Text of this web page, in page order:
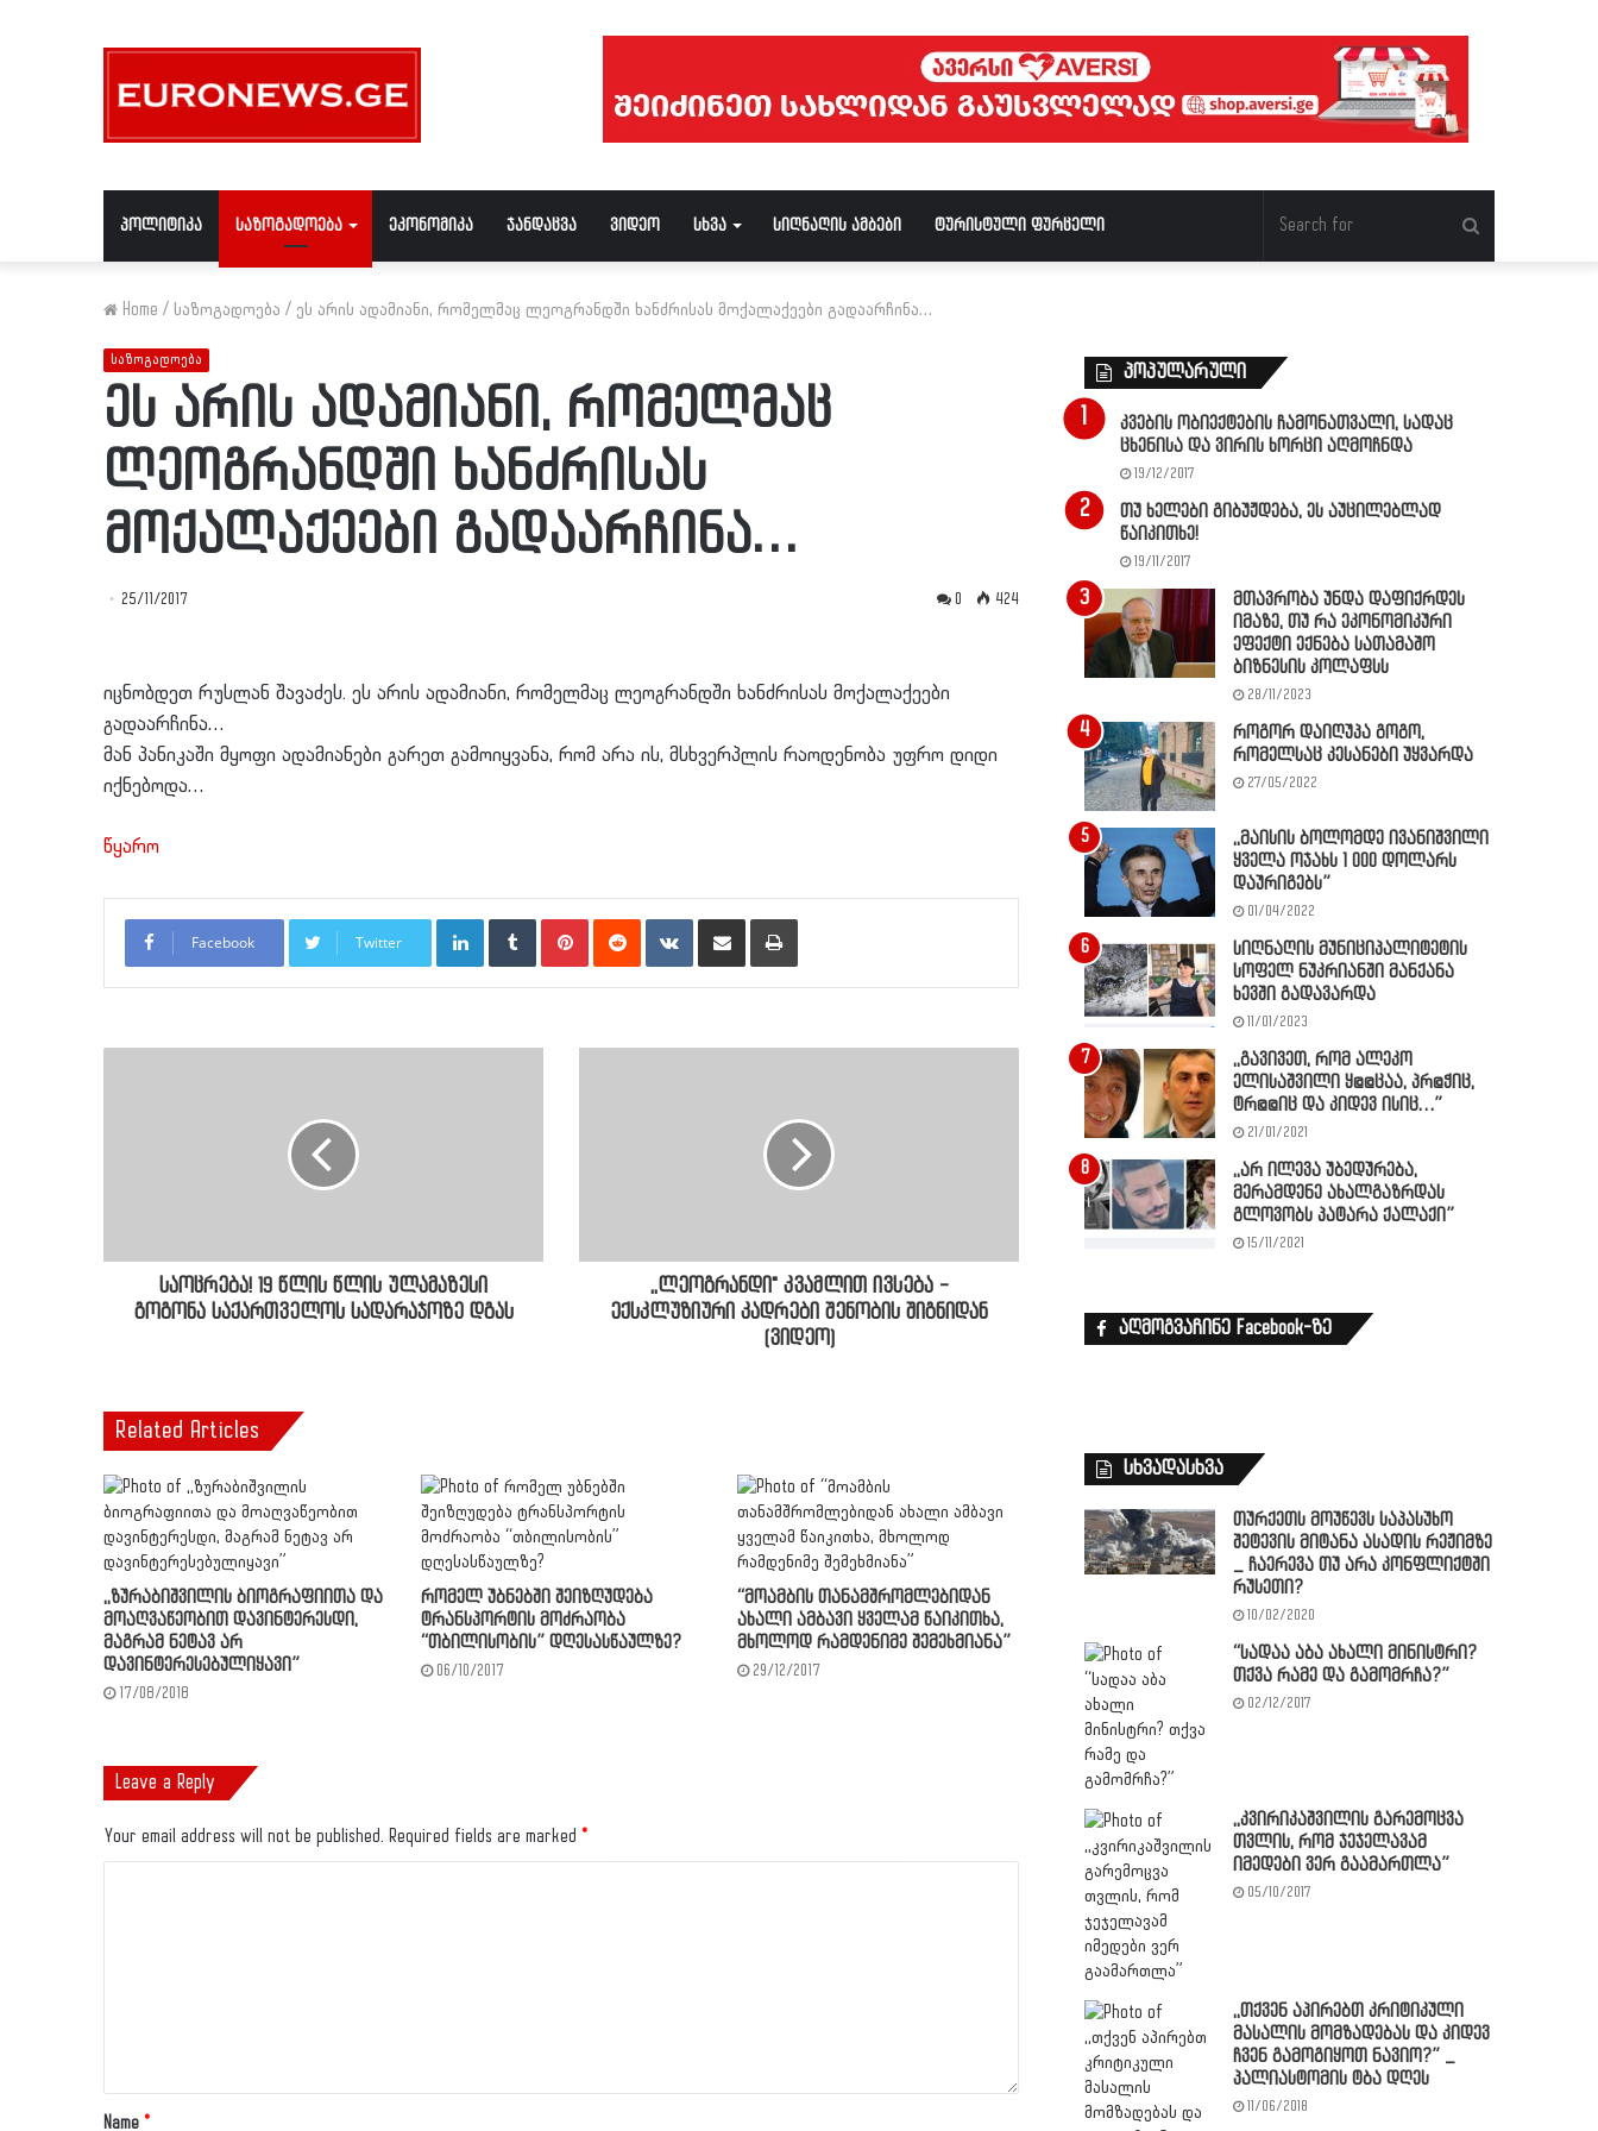
პოლიტიკა საზოგადოება ეკონომიკა ჯანდაცვა ვიდეო სხვა სიღნაღის ამბები ტურისტული ფურცელი
Home / საზოგადოება / ეს არის ადამიანი, რომელმაც ლეოგრანდში ხანძრისას მოქალაქეები გადაარჩინა…
საზოგადოება
ეს არის ადამიანი, რომელმაც
ლეოგრანდში ხანძრისას
მოქალაქეები გადაარჩინა…
25/11/2017 0 424
იცნობდეთ რუსლან შავაძეს. ეს არის ადამიანი, რომელმაც ლეოგრანდში ხანძრისას მოქალაქეები
გადაარჩინა…
მან პანიკაში მყოფი ადამიანები გარეთ გამოიყვანა, რომ არა ის, მსხვერპლის რაოდენობა უფრო დიდი
იქნებოდა…
წყარო
Facebook Twitter
LinkedInTumblr PinterestReddit VKontakteShare via Email Print
საოცრება! 19 წლის წლის ულამაზესი
გოგონა საქართველოს სადარაჯოზე დგას
,,ლეოგრანდი" კვამლით ივსება -
ექსკლუზიური კადრები შენობის შიგნიდან
(ვიდეო)
Related Articles
,,ზურაბიშვილის ბიოგრაფიითა და
მოაღვაწეობით დავინტერესდი,
მაგრამ ნეტავ არ
დავინტერესებულიყავი”
17/08/2018
რომელ უბნებში შეიზღუდება
ტრანსპორტის მოძრაობა
“თბილისობის” დღესასწაულზე?
06/10/2017
“მოამბის თანამშრომლებიდან
ახალი ამბავი ყველამ წაიკითხა,
მხოლოდ რამდენიმე შემეხმიანა”
29/12/2017
Leave a Reply
Your email address will not be published. Required fields are marked *
Name *
პოპულარული
კვების ობიექტების ჩამონათვალი, სადაც
ცხენისა და ვირის ხორცი აღმოჩნდა
19/12/2017
თუ ხელები გიბუჟდება, ეს აუცილებლად
წაიკითხე!
19/11/2017
მთავრობა უნდა დაფიქრდეს
იმაზე, თუ რა ეკონომიკური
ეფექტი ექნება სათამაშო
ბიზნესის კოლაფსს
28/11/2023
როგორ დაიღუპა გოგო,
რომელსაც კესანები უყვარდა
27/05/2022
,,მაისის ბოლომდე ივანიშვილი
ყველა ოჯახს 1 000 დოლარს
დაურიგებს”
01/04/2022
სიღნაღის მუნიციპალიტეტის
სოფელ ნუკრიანში მანქანა
ხევში გადავარდა
11/01/2023
,,გავივეთ, რომ ალეკო
ელისაშვილი ყ@@ცაა, პრ@ჭიც,
ტრ@@იც და კიდევ ისიც…”
21/01/2021
,,არ ილევა უბედურება,
მერამდენე ახალგაზრდას
გლოვობს პატარა ქალაქი”
15/11/2021
აღმოგვაჩინე Facebook-ზე
სხვადასხვა
თურქეთს მოუწევს საპასუხო
შეტევის მიტანა ასადის რეჟიმზე
_ ჩაერევა თუ არა კონფლიქტში
რუსეთი?
10/02/2020
“სადაა აბა ახალი მინისტრი?
თქვა რამე და გამომრჩა?”
02/12/2017
,,კვირიკაშვილის გარემოცვა
თვლის, რომ ჯეჯელავამ
იმედები ვერ გაამართლა”
05/10/2017
,,თქვენ აპირებთ კრიტიკული
მასალის მომზადებას და კიდევ
ჩვენ გამოგიყოთ ნავიო?” _
პალიასტომის ტბა დღეს
11/06/2018